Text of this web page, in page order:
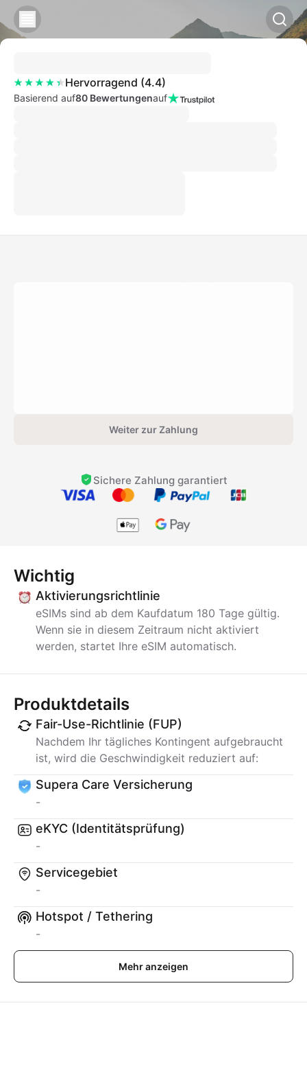
Hervorragend (4.4)
Basierend auf80 Bewertungenauf
Weiter zur Zahlung
Sichere Zahlung garantiert
Wichtig
Aktivierungsrichtlinie
eSIMs sind ab dem Kaufdatum 180 Tage gültig.
Wenn sie in diesem Zeitraum nicht aktiviert
werden, startet Ihre eSIM automatisch.
Produktdetails
Fair-Use-Richtlinie (FUP)
Nachdem Ihr tägliches Kontingent aufgebraucht
ist, wird die Geschwindigkeit reduziert auf:
Supera Care Versicherung
-
eKYC (Identitätsprüfung)
-
Servicegebiet
-
Hotspot / Tethering
-
Mehr anzeigen